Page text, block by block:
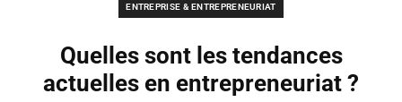
ENTREPRISE & ENTREPRENEURIAT
Quelles sont les tendances
actuelles en entrepreneuriat ?